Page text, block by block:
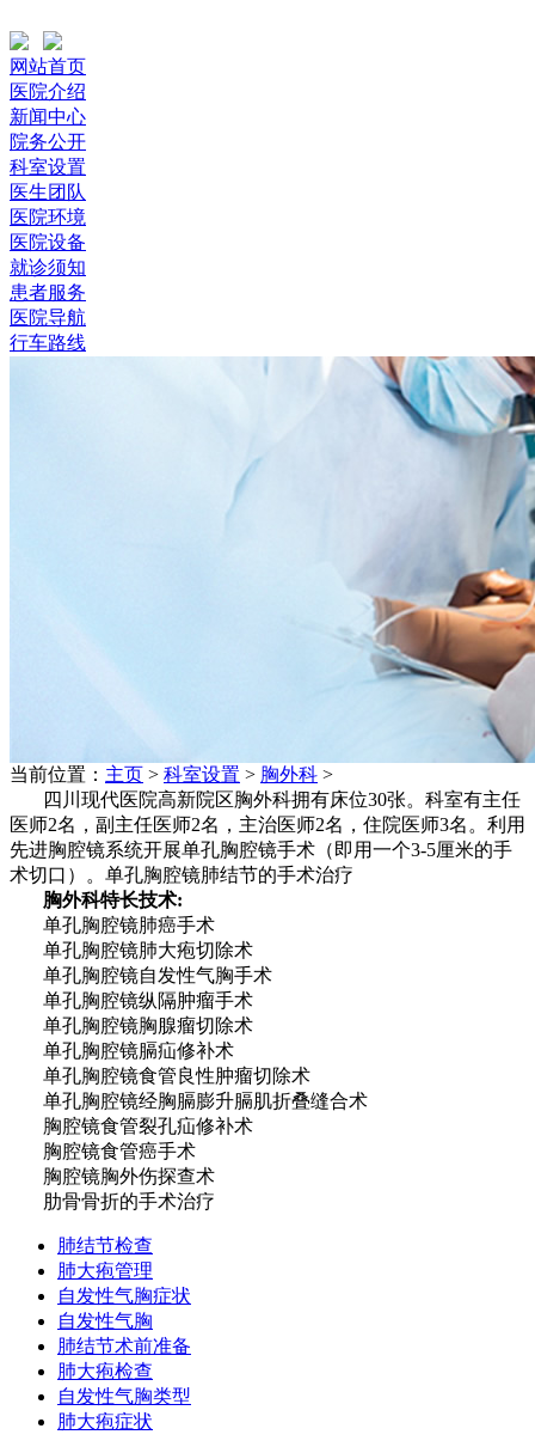
网站首页
医院介绍
新闻中心
院务公开
科室设置
医生团队
医院环境
医院设备
就诊须知
患者服务
医院导航
行车路线
当前位置： 主页 > 科室设置 > 胸外科 >
四川现代医院高新院区胸外科拥有床位30张。科室有主任
医师2名，副主任医师2名，主治医师2名，住院医师3名。利用
先进胸腔镜系统开展单孔胸腔镜手术（即用一个3-5厘米的手
术切口）。单孔胸腔镜肺结节的手术治疗
胸外科特长技术:
单孔胸腔镜肺癌手术
单孔胸腔镜肺大疱切除术
单孔胸腔镜自发性气胸手术
单孔胸腔镜纵隔肿瘤手术
单孔胸腔镜胸腺瘤切除术
单孔胸腔镜膈疝修补术
单孔胸腔镜食管良性肿瘤切除术
单孔胸腔镜经胸膈膨升膈肌折叠缝合术
胸腔镜食管裂孔疝修补术
胸腔镜食管癌手术
胸腔镜胸外伤探查术
肋骨骨折的手术治疗
肺结节检查
肺大疱管理
自发性气胸症状
自发性气胸
肺结节术前准备
肺大疱检查
自发性气胸类型
肺大疱症状